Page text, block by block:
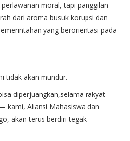
moral, tapi panggilan
dari aroma busuk korupsi dan
yang berorientasi pada
tidak akan mundur.
diperjuangkan,selama rakyat
kami, Aliansi Mahasiswa dan
akan terus berdiri tegak!